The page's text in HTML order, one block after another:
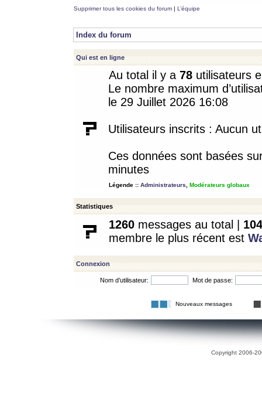
Supprimer tous les cookies du forum | L’équipe
Index du forum
Qui est en ligne
Au total il y a 78 utilisateurs
Le nombre maximum
le 29 Juillet 2026 16:08
Utilisateurs inscrits : Aucun
Ces données sont basées
minutes
Légende :: Administrateurs Modérateurs globaux
Statistiques
1260 messages au total | 104
membre le plus récent est
Connexion
Nom d’utilisateur: Mot de passe:
Nouveaux messages
Copyright 2006-